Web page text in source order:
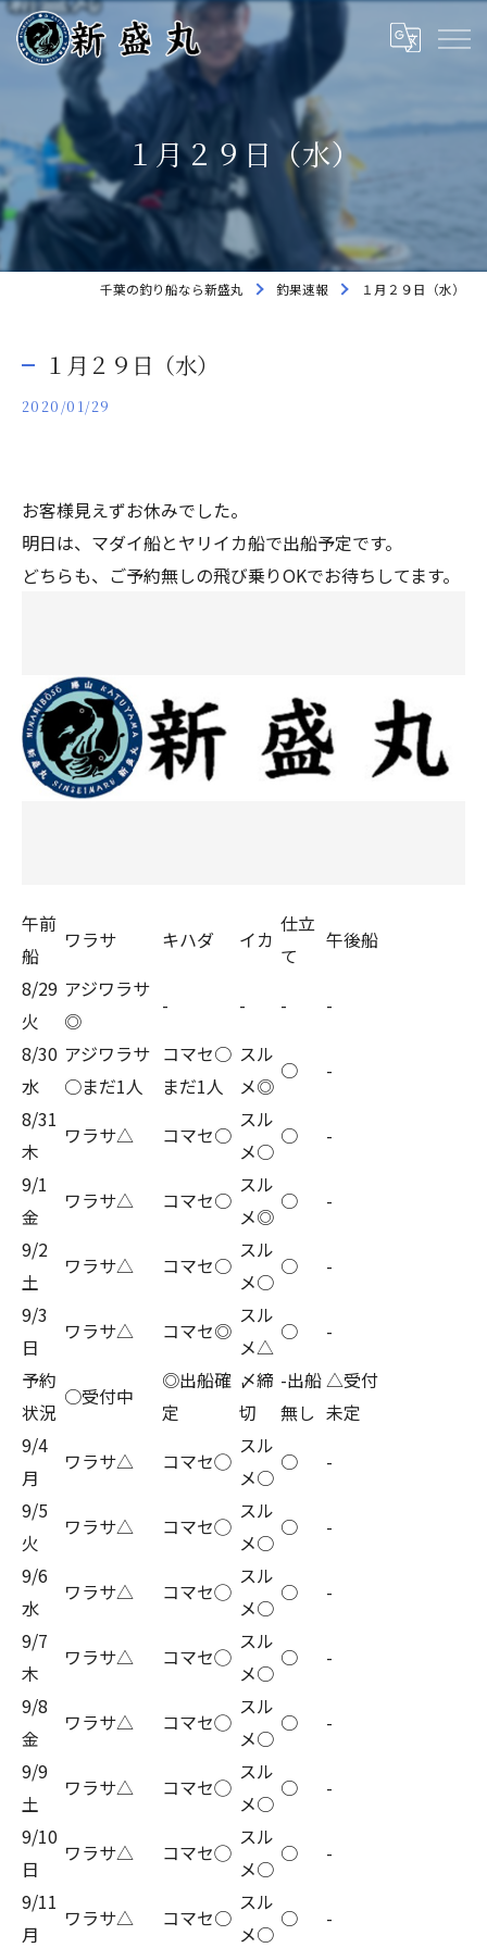
１月２９日（水）
千葉の釣り船なら新盛丸 釣果速報 １月２９日（水）
１月２９日（水）
2020/01/29
お客様見えずお休みでした。
明日は、マダイ船とヤリイカ船で出船予定です。
どちらも、ご予約無しの飛び乗りOKでお待ちしてます。
午前
船
ワラサ キハダ イカ
仕立
て
午後船
8/29
火
アジワラサ
◎
- - -
-
8/30
水
アジワラサ
○まだ1人
コマセ○
まだ1人
スル
メ◎
○
-
8/31
木
ワラサ△ コマセ○
スル
メ○
○
-
9/1
金
ワラサ△ コマセ○
スル
メ◎
○
-
9/2
土
ワラサ△ コマセ○
スル
メ○
○
-
9/3
日
ワラサ△ コマセ◎
スル
メ△
○
-
予約
状況
○受付中
◎出船確
定
〆締
切
-出船
無し
△受付
未定
9/4
月
ワラサ△ コマセ◯
スル
メ○
○
-
9/5
火
ワラサ△ コマセ◯
スル
メ○
○
-
9/6
水
ワラサ△ コマセ◯
スル
メ○
○
-
9/7
木
ワラサ△ コマセ◯
スル
メ○
○
-
9/8
金
ワラサ△ コマセ◯
スル
メ○
○
-
9/9
土
ワラサ△ コマセ◯
スル
メ○
○
-
9/10
日
ワラサ△ コマセ◯
スル
メ○
○
-
9/11
月
ワラサ△ コマセ○
スル
メ○
○ -